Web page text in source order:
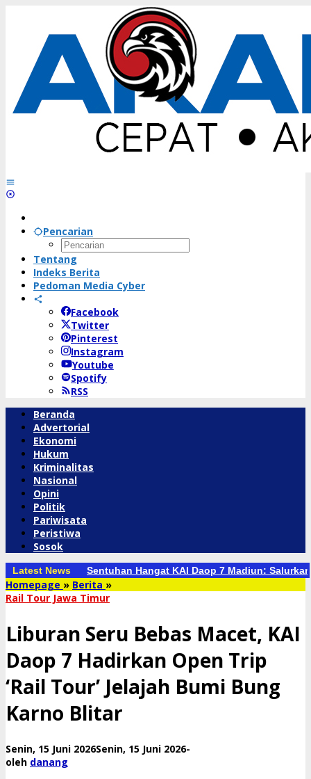
Pencarian
Tentang
Indeks Berita
Pedoman Media Cyber
Facebook
Twitter
Pinterest
Instagram
Youtube
Spotify
RSS
Beranda
Advertorial
Ekonomi
Hukum
Kriminalitas
Nasional
Opini
Politik
Pariwisata
Peristiwa
Sosok
Latest News Sentuhan Hangat KAI Daop 7 Madiun:
Homepage » Berita »Liburan
Macet,
KAI
Daop
7
Hadirkan
Open
'Rail
Jelajah
Bumi
Rail Tour Jawa Timur
Liburan Seru Bebas Macet, KAI
Daop 7 Hadirkan Open Trip
‘Rail Tour’ Jelajah Bumi Bung
Karno Blitar
Senin, 15 Juni 2026Senin, 15 Juni 2026oleh
-
oleh danang